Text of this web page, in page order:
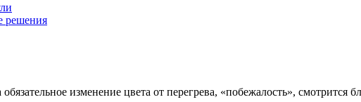
решения
изменение цвета от перегрева, «побежалость», смотрится